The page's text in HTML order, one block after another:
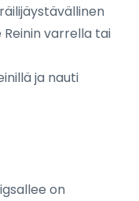
Reinin varrella tai
ja nauti
on